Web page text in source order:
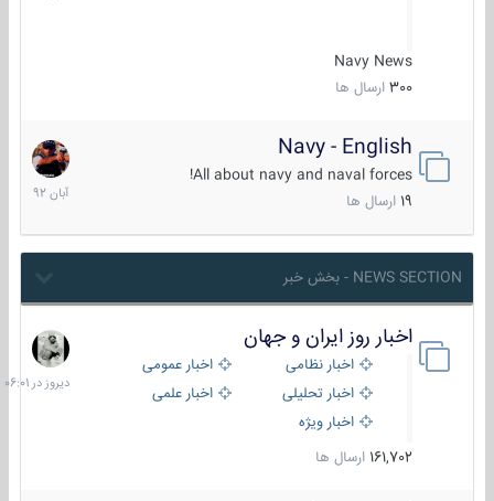
Navy News
300 ارسال ها
Navy - English
All about navy and naval forces!
ارسال ها
22
آبان
1392
NEWS SECTION - بخش خبر
اخبار روز ایران و جهان
اخبار نظامی
اخبار عمومی
اخبار تحلیلی
اخبار علمی
اخبار ویژه
161,702 ارسال ها
دیروز
در
06:01